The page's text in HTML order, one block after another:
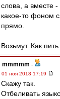
слова, а вместе -
какое-то фоном
прямо.
Возьмут. Как
mmmmm -
01 ноя 2018 17:19
Скажу так.
Отбеливать